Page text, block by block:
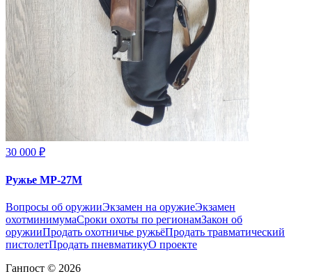
30 000 ₽
Ружье МР-27М
Вопросы об оружииЭкзамен на оружиеЭкзамен
охотминимумаСроки охоты по регионамЗакон об
оружииПродать охотничье ружьёПродать травматический
пистолетПродать пневматикуО проекте
Ганпост © 2026